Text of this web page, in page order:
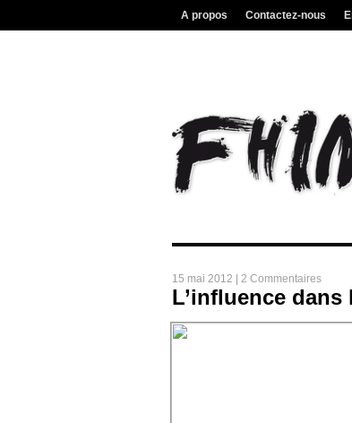
A propos Contactez-nous
15 mai 2012 | 2 Commentaires
L’influence